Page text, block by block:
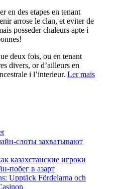
en des etapes en tenant
arrose le clan, et eviter de
posseder chaleurs apte i
deux fois, ou en tenant
divers, or d’ailleurs en
i l’interieur. Ler mais
захватывают
казахстанские игроки
в азарт
Upptäck Fördelarna och